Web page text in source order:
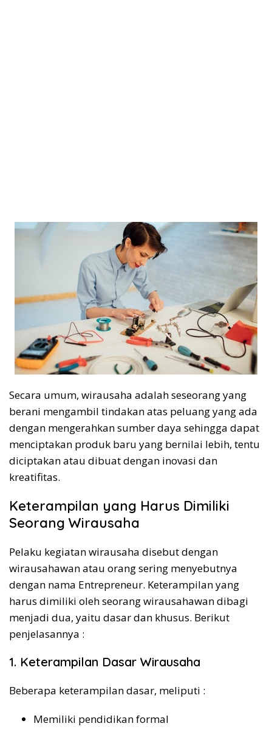
Secara umum, wirausaha adalah seseorang yang
berani mengambil tindakan atas peluang yang ada
dengan mengerahkan sumber daya sehingga dapat
menciptakan produk baru yang bernilai lebih, tentu
diciptakan atau dibuat dengan inovasi dan
kreatifitas.
Keterampilan yang Harus Dimiliki
Seorang Wirausaha
Pelaku kegiatan wirausaha disebut dengan
wirausahawan atau orang sering menyebutnya
dengan nama Entrepreneur. Keterampilan yang
harus dimiliki oleh seorang wirausahawan dibagi
menjadi dua, yaitu dasar dan khusus. Berikut
penjelasannya :
1. Keterampilan Dasar Wirausaha
Beberapa keterampilan dasar, meliputi :
Memiliki pendidikan formal